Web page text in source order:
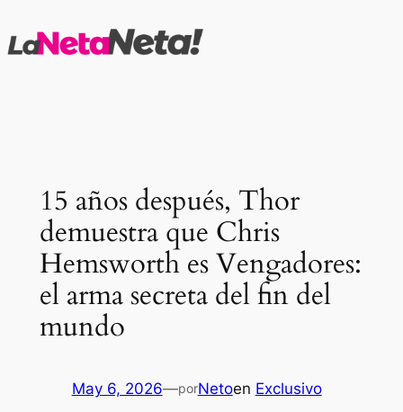
al
15 años después, Thor
demuestra que Chris
Hemsworth es Vengadores:
el arma secreta del fin del
mundo
May 6, 2026—porNetoen Exclusivo